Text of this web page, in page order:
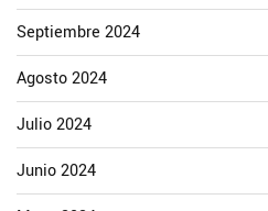
Septiembre 2024
Agosto 2024
Julio 2024
Junio 2024